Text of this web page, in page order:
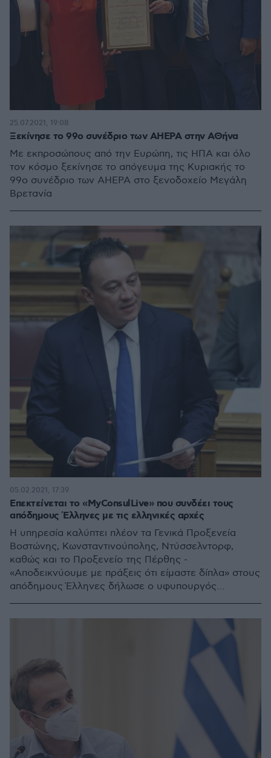
Ξεκίνησε το 99ο συνέδριο των AHEPA στην ΑΘήνα
Με εκπροσώπους από την Ευρώπη, τις ΗΠΑ και όλο
τον κόσμο ξεκίνησε το απόγευμα της Κυριακής το
99ο συνέδριο των AHEPA στο ξενοδοχείο Μεγάλη
Βρετανία
25.07.2021, 19:08
Επεκτείνεται το «MyConsulLive» που συνδέει τους
απόδημους Έλληνες με τις ελληνικές αρχές
Η υπηρεσία καλύπτει πλέον τα Γενικά Προξενεία
Βοστώνης, Κωνσταντινούπολης, Ντύσσελντορφ,
καθώς και το Προξενείο της Πέρθης -
«Αποδεικνύουμε με πράξεις ότι είμαστε δίπλα» στους
απόδημους Έλληνες δήλωσε ο υφυπουργός
05.02.2021, 17:39